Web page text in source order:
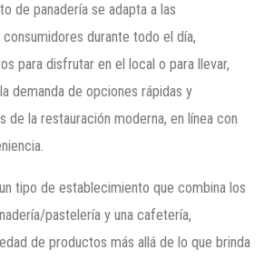
de panadería se adapta a las
durante todo el día,
para disfrutar en el local o para llevar,
demanda de opciones rápidas y
de la restauración moderna, en línea con
tipo de establecimiento que combina los
pastelería y una cafetería,
de productos más allá de lo que brinda